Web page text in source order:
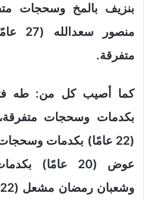
بنزيف بالمخ وسحجات
متفرقة.
بكدمات وسحجات
(22 عامًا) بكدمات
عوض (20 عامًا)